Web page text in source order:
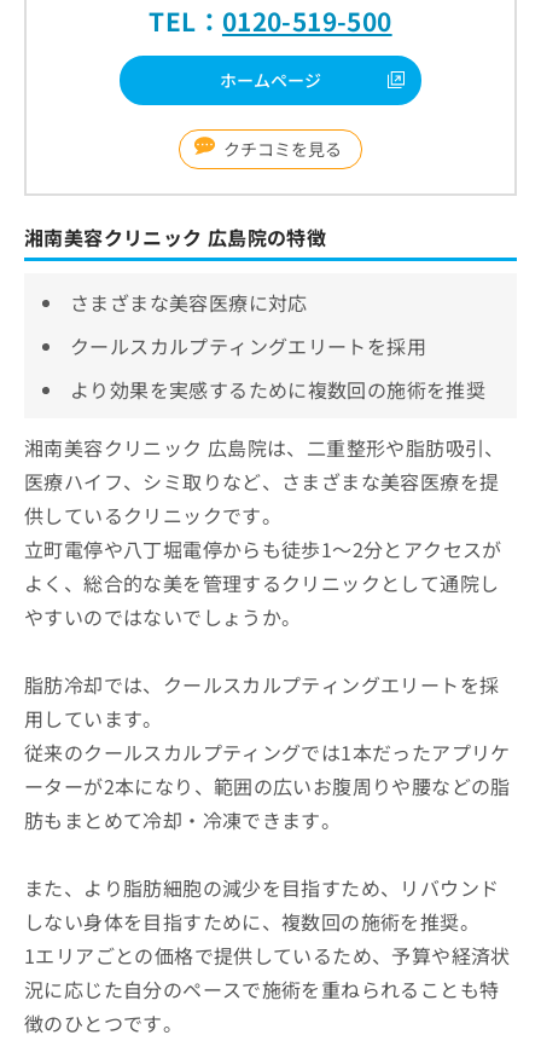
TEL： 0120-519-500
ホームページ
クチコミを見る
湘南美容クリニック 広島院の特徴
さまざまな美容医療に対応
クールスカルプティングエリートを採用
より効果を実感するために複数回の施術を推奨
湘南美容クリニック 広島院は、二重整形や脂肪吸引、
医療ハイフ、シミ取りなど、さまざまな美容医療を提
供しているクリニックです。
立町電停や八丁堀電停からも徒歩1～2分とアクセスが
よく、総合的な美を管理するクリニックとして通院し
やすいのではないでしょうか。
脂肪冷却では、クールスカルプティングエリートを採
用しています。
従来のクールスカルプティングでは1本だったアプリケ
ーターが2本になり、範囲の広いお腹周りや腰などの脂
肪もまとめて冷却・冷凍できます。
また、より脂肪細胞の減少を目指すため、リバウンド
しない身体を目指すために、複数回の施術を推奨。
1エリアごとの価格で提供しているため、予算や経済状
況に応じた自分のペースで施術を重ねられることも特
徴のひとつです。